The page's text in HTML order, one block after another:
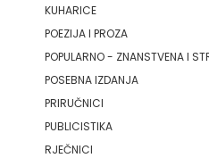
KUHARICE
POEZIJA I PROZA
POPULARNO - ZNANSTVENA I
POSEBNA IZDANJA
PRIRUČNICI
PUBLICISTIKA
RJEČNICI